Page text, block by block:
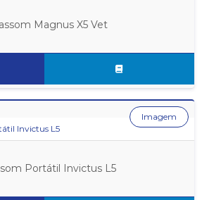
Magnus X5 Vet
Portátil Invictus L5
Imagem